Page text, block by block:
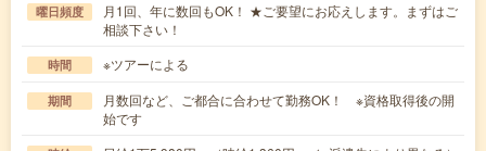
曜日頻度
月1回、年に数回もOK！ ★ご要望にお応えします。まずはご
相談下さい！
時間 ※ツアーによる
期間
月数回など、ご都合に合わせて勤務OK！ ※資格取得後の開
始です